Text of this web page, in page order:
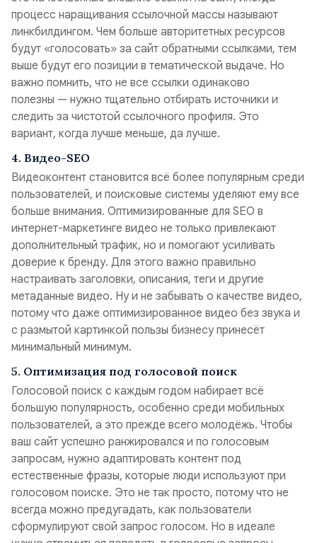
процесс наращивания ссылочной массы называют
линкбилдингом. Чем больше авторитетных ресурсов
будут «голосовать» за сайт обратными ссылками, тем
выше будут его позиции в тематической выдаче. Но
важно помнить, что не все ссылки одинаково
полезны — нужно тщательно отбирать источники и
следить за чистотой ссылочного профиля. Это
вариант, когда лучше меньше, да лучше.
4. Видео-SEO
Видеоконтент становится всё более популярным среди
пользователей, и поисковые системы уделяют ему все
больше внимания. Оптимизированные для SEO в
интернет-маркетинге видео не только привлекают
дополнительный трафик, но и помогают усиливать
доверие к бренду. Для этого важно правильно
настраивать заголовки, описания, теги и другие
метаданные видео. Ну и не забывать о качестве видео,
потому что даже оптимизированное видео без звука и
с размытой картинкой пользы бизнесу принесёт
минимальный минимум.
5. Оптимизация под голосовой поиск
Голосовой поиск с каждым годом набирает всё
большую популярность, особенно среди мобильных
пользователей, а это прежде всего молодёжь. Чтобы
ваш сайт успешно ранжировался и по голосовым
запросам, нужно адаптировать контент под
естественные фразы, которые люди используют при
голосовом поиске. Это не так просто, потому что не
всегда можно предугадать, как пользователи
сформулируют свой запрос голосом. Но в идеале